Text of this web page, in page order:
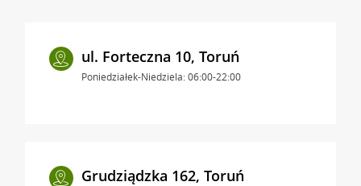
ul. Forteczna 10, Toruń
Poniedziałek-Niedziela: 06:00-22:00
Grudziądzka 162, Toruń